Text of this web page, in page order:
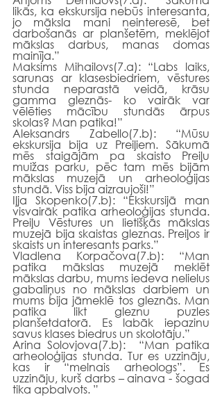
likās, ka ekskursija nebūs interesanta,
jo māksla mani neinteresē, bet
darbošanās ar planšetēm, meklējot
mākslas darbus, manas domas
mainīja.”
Maksims Mihailovs(7.a): “Labs laiks,
sarunas ar klasesbiedriem, vēstures
stunda neparastā veidā, krāsu
gamma gleznās- ko vairāk var
vēlēties mācību stundās ārpus
skolas? Man patika!”
Aleksandrs Zabello(7.b): “Mūsu
ekskursija bija uz Preiļiem. Sākumā
mēs staigājām pa skaisto Preiļu
muižas parku, pēc tam mēs bijām
mākslas muzejā un arheoloģijas
stundā. Viss bija aizraujoši!”
Iļja Skopenko(7.b): “Ekskursijā man
visvairāk patika arheoloģijas stunda.
Preiļu Vēstures un lietišķās mākslas
muzejā bija skaistas gleznas. Preiļos ir
skaists un interesants parks.”
Vladlena Korpačova(7.b): “Man
patika mākslas muzejā meklēt
mākslas darbu, mums iedeva nelielus
gabaliņus no mākslas darbiem un
mums bija jāmeklē tos gleznās. Man
patika likt gleznu puzles
planšetdatorā. Es labāk iepazinu
savus klases biedrus un skolotāju.”
Arina Solovjova(7.b):  “Man patika
arheoloģijas stunda. Tur es uzzināju,
kas ir “melnais arheologs”. Es
uzzināju, kurš darbs – ainava - šogad
tika apbalvots. ”